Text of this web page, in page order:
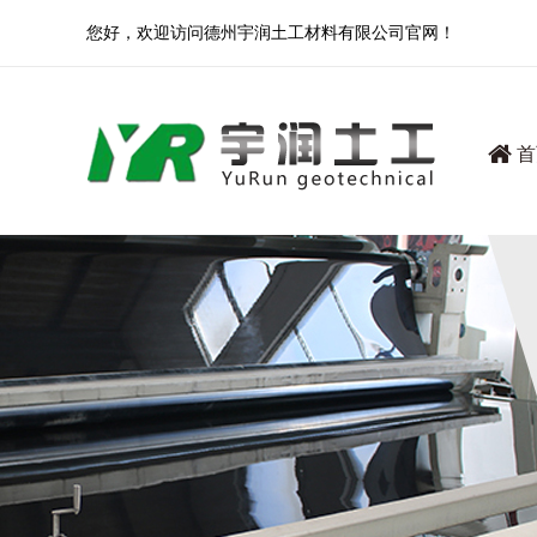
您好，欢迎访问德州宇润土工材料有限公司官网！